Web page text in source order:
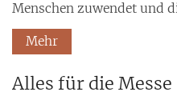
Menschen zuwendet und
Mehr
Alles für die